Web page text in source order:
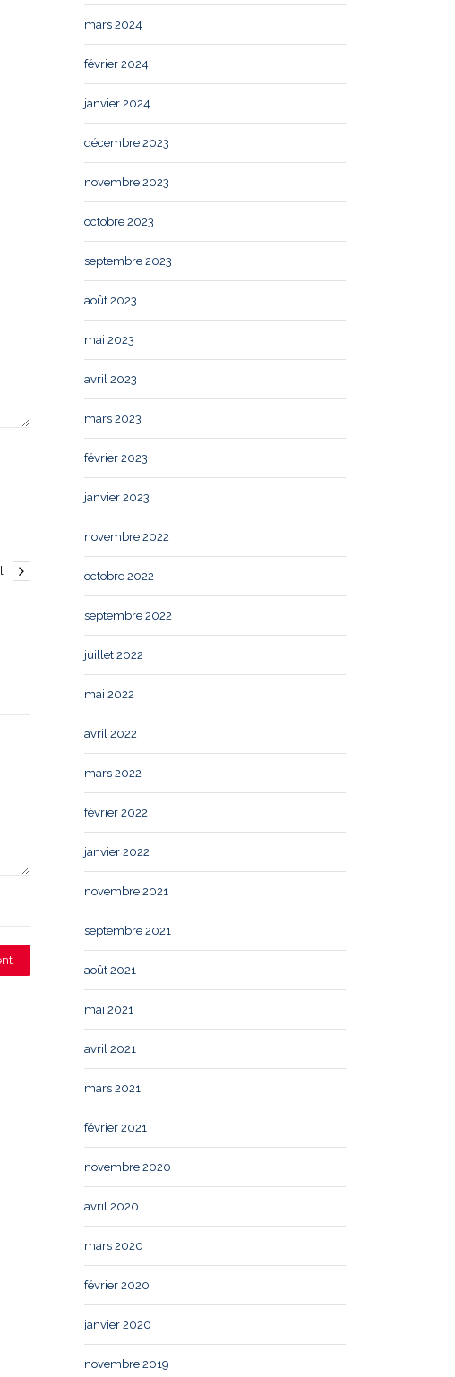
mars 2024
février 2024
janvier 2024
décembre 2023
novembre 2023
octobre 2023
septembre 2023
août 2023
mai 2023
avril 2023
mars 2023
février 2023
janvier 2023
novembre 2022
octobre 2022
septembre 2022
juillet 2022
mai 2022
avril 2022
mars 2022
février 2022
janvier 2022
novembre 2021
septembre 2021
août 2021
mai 2021
avril 2021
mars 2021
février 2021
novembre 2020
avril 2020
mars 2020
février 2020
janvier 2020
novembre 2019